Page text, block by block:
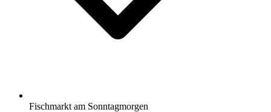
Fischmarkt am Sonntagmorgen